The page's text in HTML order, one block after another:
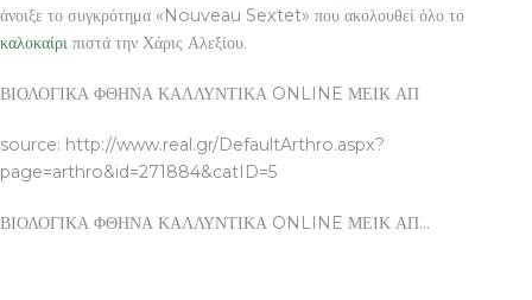
άνοιξε το συγκρότημα «Nouveau Sextet» που ακολουθεί όλο το
καλοκαίρι πιστά την Χάρις Αλεξίου.
ΒΙΟΛΟΓΙΚΑ ΦΘΗΝΑ ΚΑΛΛΥΝΤΙΚΑ ONLINE ΜΕΙΚ ΑΠ
source: http://www.real.gr/DefaultArthro.aspx?
page=arthro&id=271884&catID=5
ΒΙΟΛΟΓΙΚΑ ΦΘΗΝΑ ΚΑΛΛΥΝΤΙΚΑ ONLINE ΜΕΙΚ ΑΠ…